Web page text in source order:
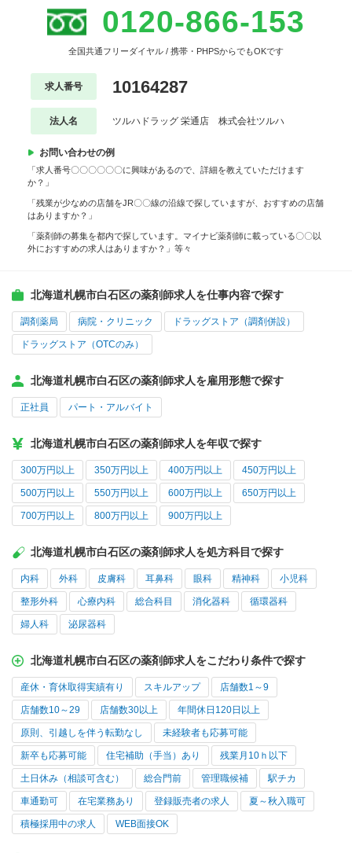
0120-866-153
全国共通フリーダイヤル / 携帯・PHPSからでもOKです
求人番号 10164287
法人名 ツルハドラッグ 栄通店 株式会社ツルハ
お問い合わせの例
「求人番号〇〇〇〇〇〇に興味があるので、詳細を教えていただけます
か？」
「残業が少なめの店舗をJR〇〇線の沿線で探していますが、おすすめの店舗
はありますか？」
「薬剤師の募集を都内で探しています。マイナビ薬剤師に載っている〇〇以
外におすすめの求人はありますか？」等々
北海道札幌市白石区の薬剤師求人を仕事内容で探す
調剤薬局 病院・クリニック ドラッグストア（調剤併設）
ドラッグストア（OTCのみ）
北海道札幌市白石区の薬剤師求人を雇用形態で探す
正社員 パート・アルバイト
北海道札幌市白石区の薬剤師求人を年収で探す
300万円以上 350万円以上 400万円以上 450万円以上
500万円以上 550万円以上 600万円以上 650万円以上
700万円以上 800万円以上 900万円以上
北海道札幌市白石区の薬剤師求人を処方科目で探す
内科 外科 皮膚科 耳鼻科 眼科 精神科 小児科
整形外科 心療内科 総合科目 消化器科 循環器科
婦人科 泌尿器科
北海道札幌市白石区の薬剤師求人をこだわり条件で探す
産休・育休取得実績有り スキルアップ 店舗数1～9
店舗数10～29 店舗数30以上 年間休日120日以上
原則、引越しを伴う転勤なし 未経験者も応募可能
新卒も応募可能 住宅補助（手当）あり 残業月10ｈ以下
土日休み（相談可含む） 総合門前 管理職候補 駅チカ
車通勤可 在宅業務あり 登録販売者の求人 夏～秋入職可
積極採用中の求人 WEB面接OK